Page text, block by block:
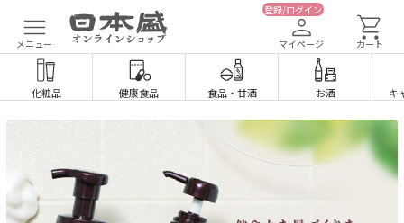
メニュー
登録/ログイン
マイページ カート
化粧品 健康食品 食品・ 甘酒 お酒 キ